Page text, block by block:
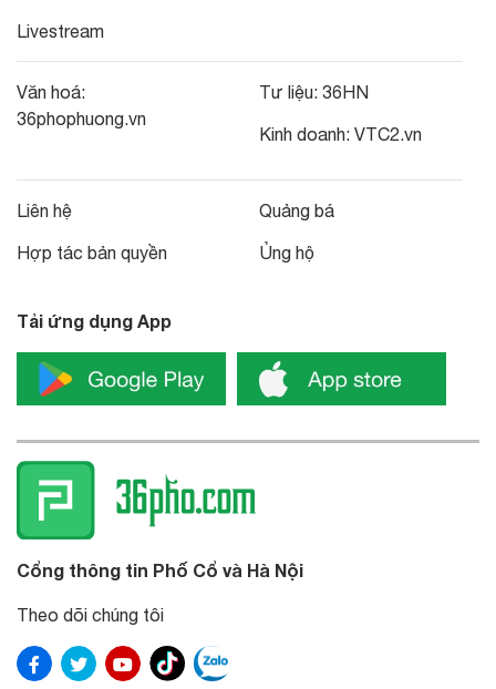
Livestream
Văn hoá:
36phophuong.vn
Tư liệu: 36HN
Kinh doanh: VTC2.vn
Liên hệ
Hợp tác bản quyền
Quảng bá
Ủng hộ
Tải ứng dụng App
Cổng thông tin Phố Cổ và Hà Nội
Theo dõi chúng tôi